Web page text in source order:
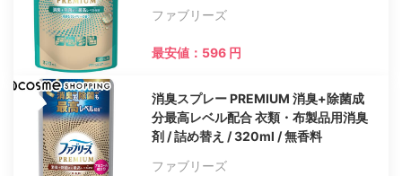
ファブリーズ
最安値：596 円
消臭スプレー PREMIUM 消臭+除菌成
分最高レベル配合 衣類・布製品用消臭
剤 / 詰め替え / 320ml / 無香料
ファブリーズ